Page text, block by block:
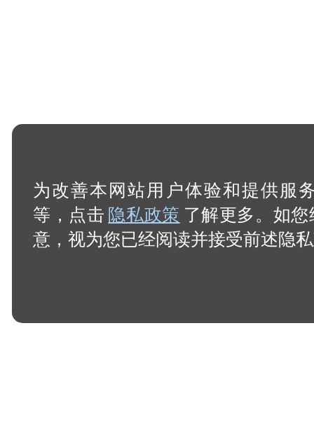
为改善本网站用户体验和提供服
等，点击隐私政策 了解更多。如
意，视为您已经阅读并接受前述隐